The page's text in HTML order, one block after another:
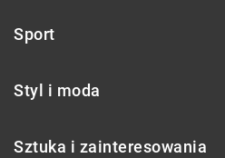
Sport
Styl i moda
Sztuka i zainteresowania